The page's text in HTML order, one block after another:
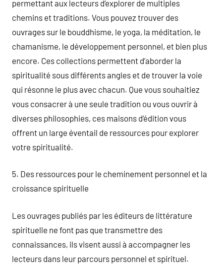
permettant aux lecteurs d’explorer de multiples
chemins et traditions. Vous pouvez trouver des
ouvrages sur le bouddhisme, le yoga, la méditation, le
chamanisme, le développement personnel, et bien plus
encore. Ces collections permettent d’aborder la
spiritualité sous différents angles et de trouver la voie
qui résonne le plus avec chacun. Que vous souhaitiez
vous consacrer à une seule tradition ou vous ouvrir à
diverses philosophies, ces maisons d’édition vous
offrent un large éventail de ressources pour explorer
votre spiritualité.
5. Des ressources pour le cheminement personnel et la
croissance spirituelle
Les ouvrages publiés par les éditeurs de littérature
spirituelle ne font pas que transmettre des
connaissances, ils visent aussi à accompagner les
lecteurs dans leur parcours personnel et spirituel.